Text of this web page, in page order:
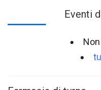
Eventi